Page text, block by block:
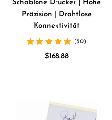
Schablone Drucker | Hohe
Präzision | Drahtlose
Konnektivität
(50)
Angebotspreis
$168.88